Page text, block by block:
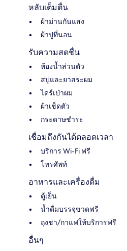
หลับเต็มตื่น
ผ้าม่านกันแสง
ผ้าปูที่นอน
รับความสดชื่น
ห้องน้ำส่วนตัว
สบู่และยาสระผม
ไดร์เป่าผม
ผ้าเช็ดตัว
กระดาษชำระ
เชื่อมถึงกันได้ตลอดเวลา
บริการ Wi-Fi ฟรี
โทรศัพท์
อาหารและเครื่องดื่ม
ตู้เย็น
น้ำดื่มบรรจุขวดฟรี
ถุงชา/กาแฟให้บริการฟรี
อื่นๆ